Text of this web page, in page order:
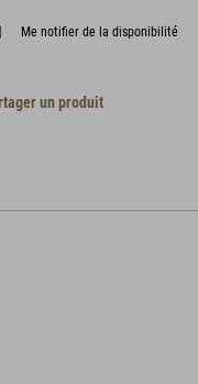
Me notifier de la disponibilité
un produit